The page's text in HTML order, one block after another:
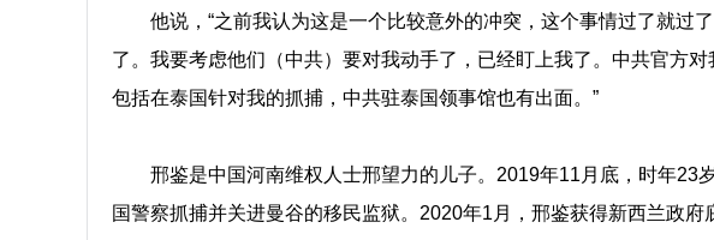
他说，“之前我认为这是一个比较意外的冲突，这个事情过了就过
了。我要考虑他们（中共）要对我动手了，已经盯上我了。中共官方对
包括在泰国针对我的抓捕，中共驻泰国领事馆也有出面。”
邢鉴是中国河南维权人士邢望力的儿子。2019年11月底，时年23
国警察抓捕并关进曼谷的移民监狱。2020年1月，邢鉴获得新西兰政